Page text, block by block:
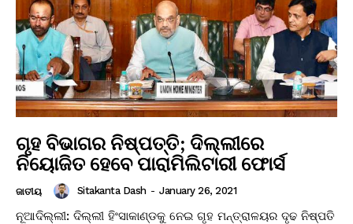
ଗୃହ ବିଭାଗର ନିଷ୍ପତ୍ତି; ଦିଲ୍ଲୀରେ
ନିୟୋଜିତ ହେବେ ପାରାମିଲିଟାରୀ ଫୋର୍ସ
ଜାତୀୟ Sitakanta Dash - January 26, 2021
ନୂଆଦିଲ୍ଲୀ: ଦିଲ୍ଲୀ ହିଂସାକାଣ୍ଡକୁ ନେଇ ଗୃହ ମନ୍ତ୍ରାଳୟର ଦୃଢ ନିଷ୍ପତି